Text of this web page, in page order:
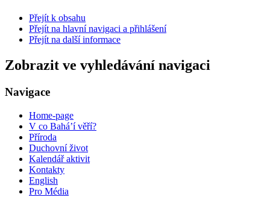
Přejít k obsahu
Přejít na hlavní navigaci a přihlášení
Přejít na další informace
Zobrazit ve vyhledávání navigaci
Navigace
Home-page
V co Bahá’í věří?
Příroda
Duchovní život
Kalendář aktivit
Kontakty
English
Pro Média